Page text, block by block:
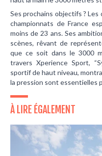
Ses prochains objectifs ?
championnats de France
moins de 23 ans. Ses
scènes, rêvant de
que ce soit dans le 3000
travers Xperience Sport,
sportif de haut niveau,
la pression sont essentielles
À LIRE ÉGALEMENT